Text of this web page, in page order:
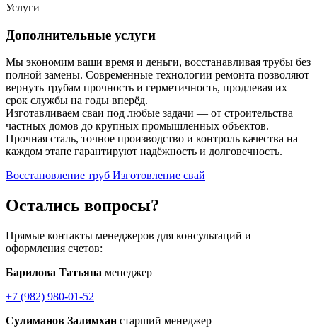
Услуги
Дополнительные услуги
Мы экономим ваши время и деньги, восстанавливая трубы без
полной замены. Современные технологии ремонта позволяют
вернуть трубам прочность и герметичность, продлевая их
срок службы на годы вперёд.
Изготавливаем сваи под любые задачи — от строительства
частных домов до крупных промышленных объектов.
Прочная сталь, точное производство и контроль качества на
каждом этапе гарантируют надёжность и долговечность.
Восстановление труб Изготовление свай
Остались вопросы?
Прямые контакты менеджеров для консультаций и
оформления счетов:
Барилова Татьяна менеджер
+7 (982) 980-01-52
Сулиманов Залимхан старший менеджер